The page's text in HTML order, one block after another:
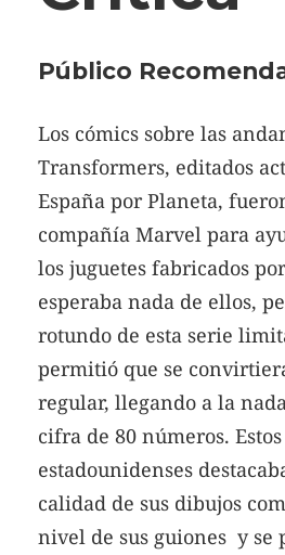
Público
Los cómics sobre las
Transformers, editados
España por Planeta,
compañía Marvel para
los juguetes fabricados
esperaba nada de ellos,
rotundo de esta serie
permitió que se
regular, llegando a la
cifra de 80 números.
estadounidenses
calidad de sus dibujos
nivel de sus guiones y se